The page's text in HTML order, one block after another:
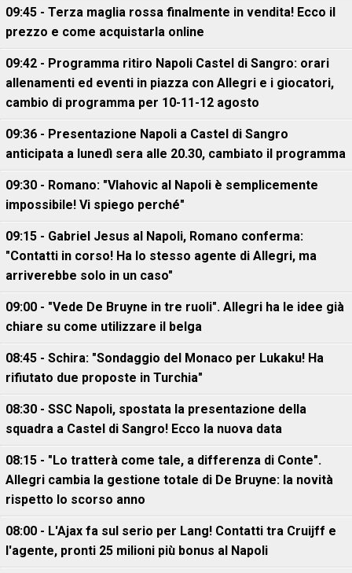
09:45 - Terza maglia rossa finalmente in vendita! Ecco il
prezzo e come acquistarla online
09:42 - Programma ritiro Napoli Castel di Sangro: orari
allenamenti ed eventi in piazza con Allegri e i giocatori,
cambio di programma per 10-11-12 agosto
09:36 - Presentazione Napoli a Castel di Sangro
anticipata a lunedì sera alle 20.30, cambiato il programma
09:30 - Romano: "Vlahovic al Napoli è semplicemente
impossibile! Vi spiego perché"
09:15 - Gabriel Jesus al Napoli, Romano conferma:
"Contatti in corso! Ha lo stesso agente di Allegri, ma
arriverebbe solo in un caso"
09:00 - "Vede De Bruyne in tre ruoli". Allegri ha le idee già
chiare su come utilizzare il belga
08:45 - Schira: "Sondaggio del Monaco per Lukaku! Ha
rifiutato due proposte in Turchia"
08:30 - SSC Napoli, spostata la presentazione della
squadra a Castel di Sangro! Ecco la nuova data
08:15 - "Lo tratterà come tale, a differenza di Conte".
Allegri cambia la gestione totale di De Bruyne: la novità
rispetto lo scorso anno
08:00 - L'Ajax fa sul serio per Lang! Contatti tra Cruijff e
l'agente, pronti 25 milioni più bonus al Napoli